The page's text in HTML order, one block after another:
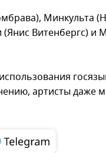
Минкульта
Витенбергс) и
артисты даже